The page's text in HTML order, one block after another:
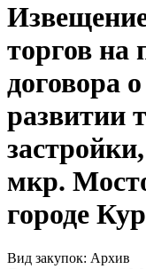
торгов на
договора
развитии
мкр.
городе
Вид закупок: Архив